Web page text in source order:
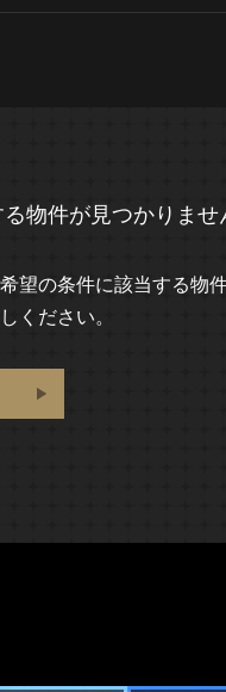
物件が見つかりませ
望の条件に該当する物
ください。